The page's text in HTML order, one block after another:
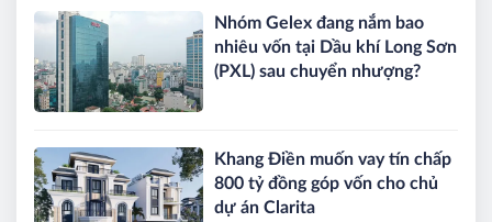
Nhóm Gelex đang nắm bao
nhiêu vốn tại Dầu khí Long Sơn
(PXL) sau chuyển nhượng?
Khang Điền muốn vay tín chấp
800 tỷ đồng góp vốn cho chủ
dự án Clarita